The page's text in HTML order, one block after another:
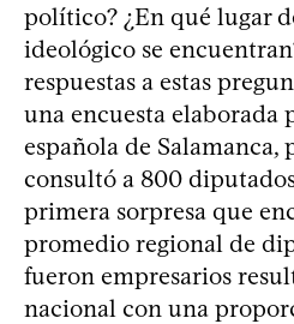
político? ¿En qué lugar
ideológico se
respuestas a estas
una encuesta elaborada
española de Salamanca,
consultó a 800
primera sorpresa que
promedio regional de
fueron empresarios
nacional con una